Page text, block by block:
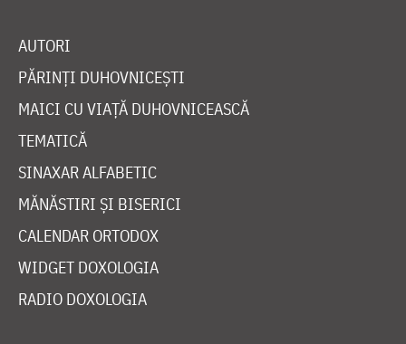
AUTORI
PĂRINȚI DUHOVNICEȘTI
MAICI CU VIAȚĂ DUHOVNICEASCĂ
TEMATICĂ
SINAXAR ALFABETIC
MĂNĂSTIRI ȘI BISERICI
CALENDAR ORTODOX
WIDGET DOXOLOGIA
RADIO DOXOLOGIA